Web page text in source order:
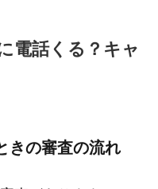
電話くる？キャ
きの審査の流れ